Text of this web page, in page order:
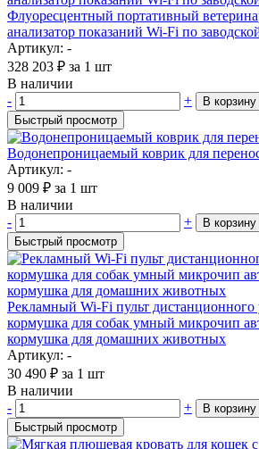
Флуоресцентный портативный
анализатор показаний Wi-Fi по
Артикул: -
328 203 ₽ за 1 шт
В наличии
-
+
В корзину
Быстрый просмотр
Водонепроницаемый коврик для
Артикул: -
9 009 ₽ за 1 шт
В наличии
-
+
В корзину
Быстрый просмотр
Рекламный Wi-Fi пульт дистанционного
кормушка для собак умный микрочип
кормушка для домашних животных
Артикул: -
30 490 ₽ за 1 шт
В наличии
-
+
В корзину
Быстрый просмотр